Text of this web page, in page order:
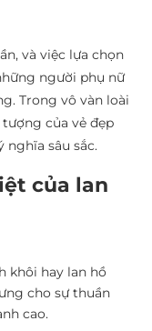
và việc lựa chọn
người phụ nữ
Trong vô vàn loài
của vẻ đẹp
nghĩa sâu sắc.
của lan
khôi hay lan hồ
cho sự thuần
cao.